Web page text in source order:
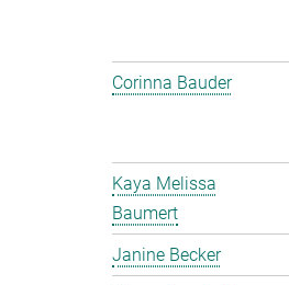
Corinna Bauder
Kaya Melissa
Baumert
Janine Becker